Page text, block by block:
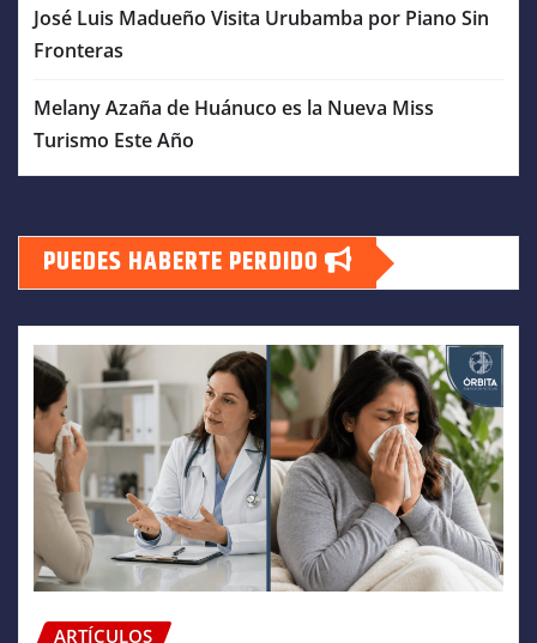
José Luis Madueño Visita Urubamba por Piano Sin
Fronteras
Melany Azaña de Huánuco es la Nueva Miss
Turismo Este Año
PUEDES HABERTE PERDIDO
ARTÍCULOS